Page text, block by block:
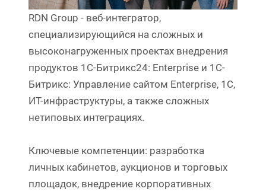
RDN Group - веб-интегратор,
специализирующийся на сложных и
высоконагруженных проектах внедрения
продуктов 1С-Битрикс24: Enterprise и 1C-
Битрикс: Управление сайтом Enterprise, 1С,
ИТ-инфраструктуры, а также сложных
нетиповых интеграциях.
Ключевые компетенции: разработка
личных кабинетов, аукционов и торговых
площадок, внедрение корпоративных